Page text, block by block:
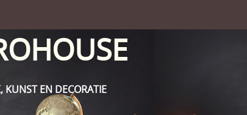
KUNST EN DECORATIE